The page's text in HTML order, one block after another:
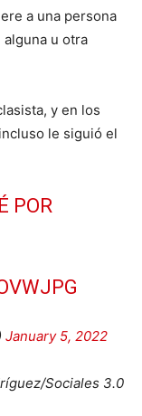
a una persona
u otra
y en los
le siguió el
POR
January 5, 2022
Sociales 3.0